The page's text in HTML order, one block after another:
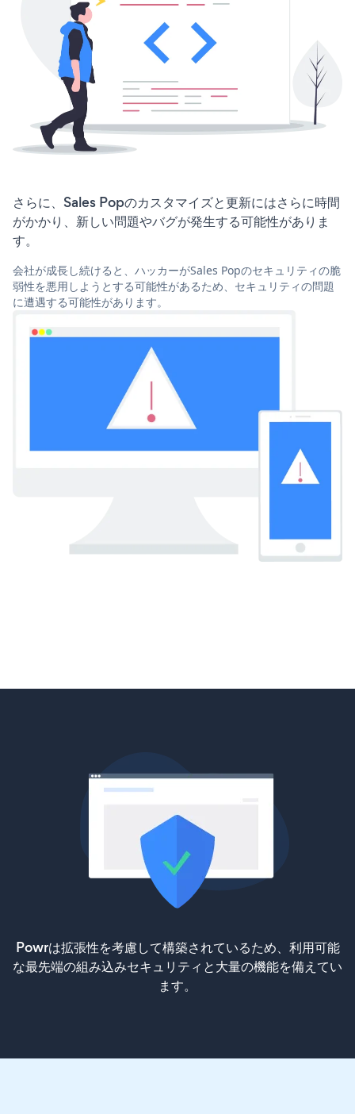
さらに、Sales Popのカスタマイズと更新にはさらに時間
がかかり、新しい問題やバグが発生する可能性がありま
す。
会社が成長し続けると、ハッカーがSales Popのセキュリティの脆
弱性を悪用しようとする可能性があるため、セキュリティの問題
に遭遇する可能性があります。
Powrは拡張性を考慮して構築されているため、利用可能
な最先端の組み込みセキュリティと大量の機能を備えてい
ます。